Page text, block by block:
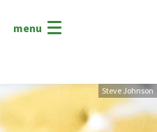
menu
Steve Johnson